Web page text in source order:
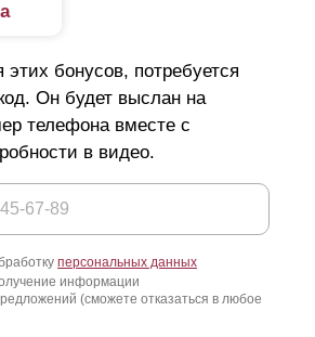
бонусов, потребуется
Он будет выслан на
телефона вместе с
в видео.
персональных данных
информации
(сможете отказаться в любое